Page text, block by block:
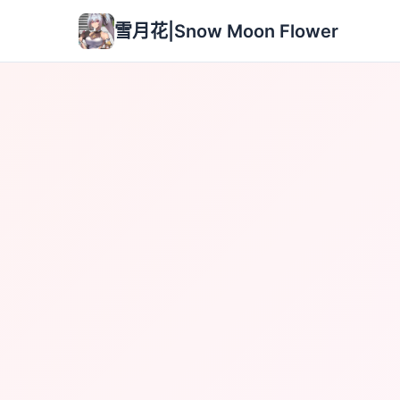
雪月花|Snow Moon Flower